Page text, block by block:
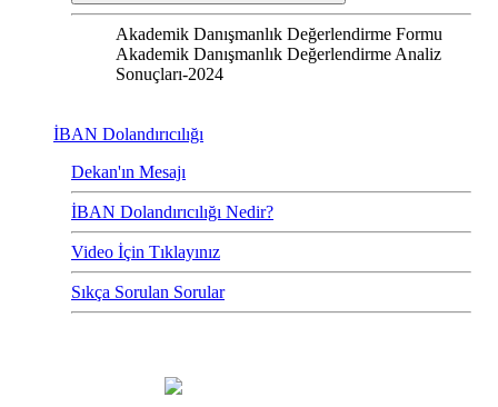
Akademik Danışmanlık Değerlendirme Formu
Akademik Danışmanlık Değerlendirme Analiz
Sonuçları-2024
İBAN Dolandırıcılığı
Dekan'ın Mesajı
İBAN Dolandırıcılığı Nedir?
Video İçin Tıklayınız
Sıkça Sorulan Sorular